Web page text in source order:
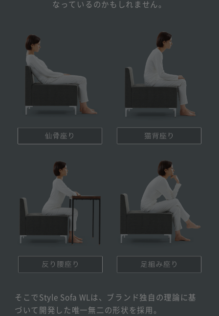
なっているのかもしれません。
そこでStyle Sofa WLは、ブランド独自の理論に基
づいて開発した唯一無二の形状を採用。